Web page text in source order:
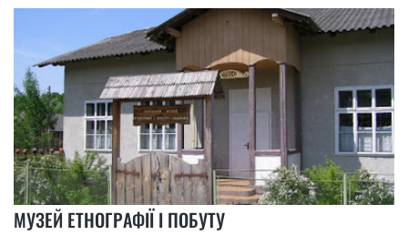
МУЗЕЙ ЕТНОГРАФІЇ І ПОБУТУ